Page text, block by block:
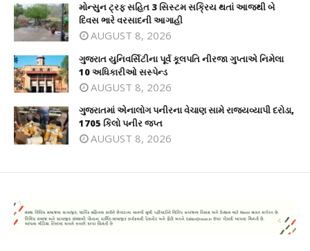
મોન્સુન ટ્રફ સહિત 3 સિસ્ટમ સક્રિય થતાં આજથી બે
દિવસ ભારે વરસાદની આગાહી
AUGUST 8, 2026
ગુજરાત યુનિવર્સિટીના પૂર્વ કૂલપતિ નીરજા ગુપ્તાએ નિમેલા
10 અધિકારીઓ સસ્પેન્ડ
AUGUST 8, 2026
ગુજરાતમાં એનાલોગ પનીરના વેચાણ સામે રાજ્યવ્યાપી દરોડા,
1705 કિલો પનીર જપ્ત
AUGUST 8, 2026